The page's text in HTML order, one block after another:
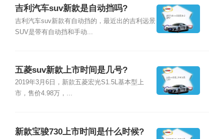
吉利汽车suv新款是自动挡吗?
吉利汽车suv新款有自动挡的，最近出的吉利远景
SUV是带有自动挡和手动...
五菱suv新款上市时间是几号?
2019年3月6日，新款五菱宏光S1.5L基本型上
市，售价4.98万，...
新款宝骏730上市时间是什么时候?